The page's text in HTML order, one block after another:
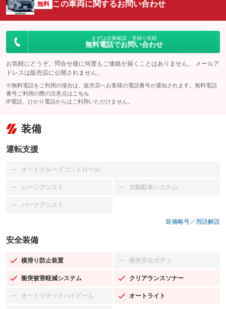
無料 この車両に関するお問い合わせ
まずは在庫確認・見積り依頼
無料電話でお問い合わせ
お気軽にどうぞ。問合せ後に何度もご連絡が届くことはありません。 メールア
ドレスは販売店に公開されません。
※無料電話をご利用の場合は、販売店へお客様の電話番号が通知されます。無料電話
番号ご利用の際の注意点は こちら
IP電話、ひかり電話からはご利用いただけません。
装備
運転支援
オートクルーズコントロール
：装備なし
レーンアシスト
：装備なし 自動駐車システム
：装備なし
パークアシスト
：装備なし
装備略号／用語解説
安全装備
横滑り防止装置
：装備あり 衝突安全ボディ
：装備なし
衝突被害軽減システム
：装備あり クリアランスソナー
：装備あり
オートマチックハイビーム
：装備なし オートライト
：装備あり